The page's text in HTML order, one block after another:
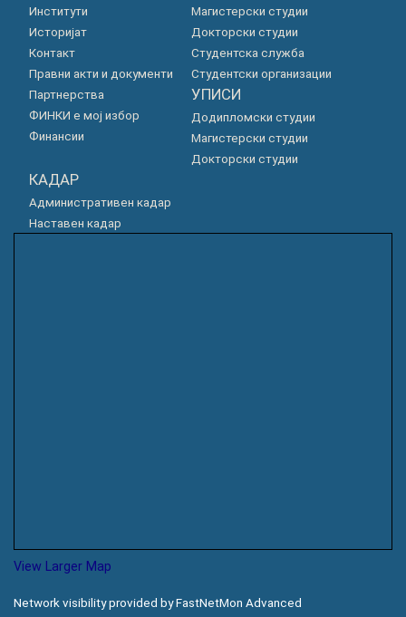
Институти
Историјат
Контакт
Правни акти и документи
Партнерства
ФИНКИ е мој избор
Финансии
Магистерски студии
Докторски студии
Студентска служба
Студентски организации
УПИСИ
Додипломски студии
Магистерски студии
Докторски студии
КАДАР
Административен кадар
Наставен кадар
View Larger Map
Network visibility provided by FastNetMon Advanced